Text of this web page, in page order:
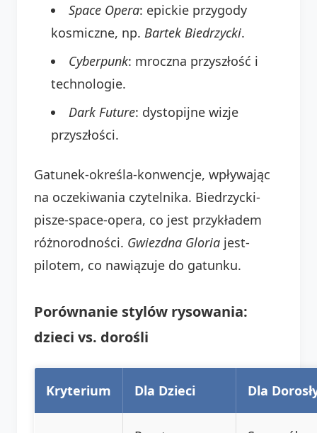
Space Opera: epickie przygody
kosmiczne, np. Bartek Biedrzycki.
Cyberpunk: mroczna przyszłość i
technologie.
Dark Future: dystopijne wizje
przyszłości.
Gatunek-określa-konwencje, wpływając
na oczekiwania czytelnika. Biedrzycki-
pisze-space-opera, co jest przykładem
różnorodności. Gwiezdna Gloria jest-
pilotem, co nawiązuje do gatunku.
Porównanie stylów rysowania:
dzieci vs. dorośli
Kryterium Dla Dzieci Dla